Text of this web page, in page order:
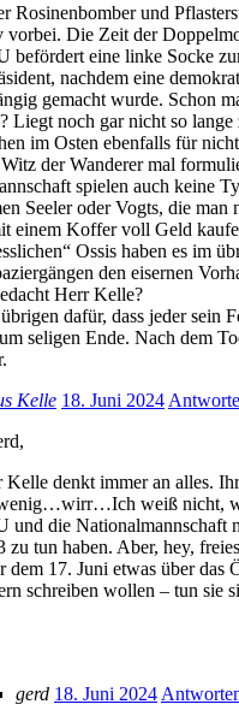
Rosinenbomber und
vorbei. Die Zeit der
befördert eine linke Socke
nachdem eine
gemacht wurde. Schon
Liegt noch gar nicht so
im Osten ebenfalls für
der Wanderer mal
spielen auch keine
Seeler oder Vogts, die man
einem Koffer voll Geld
Ossis haben es im
den eisernen
Herr Kelle?
dafür, dass jeder sein
seligen Ende. Nach dem
Kelle 18. Juni 2024
Kelle denkt immer an alles.
weiß nicht,
und die Nationalmannschaft
zu tun haben. Aber, hey,
dem 17. Juni etwas über das
schreiben wollen – tun sie
gerd 18. Juni 2024